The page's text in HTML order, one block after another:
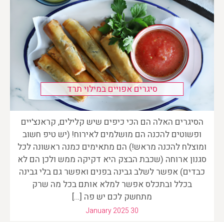
סיגרים אפויים במילוי תרד
הסיגרים האלה הם הכי כיפים שיש קלילים, קראנצ'יים
ופשוטים להכנה הם מושלמים לאירוח! (יש טיפ חשוב
ומוצלח להכנה מראש!) הם מתאימים כמנה ראשונה לכל
סגנון ארוחה (שכבת הבצק היא דקיקה ממש ולכן הם לא
כבדים) אפשר לשלב גבינה בפנים ואפשר גם בלי גבינה
בכלל ובתכלס אפשר למלא אותם בכל מה שרק
מתחשק לכם יש פה […]
January 2025 30